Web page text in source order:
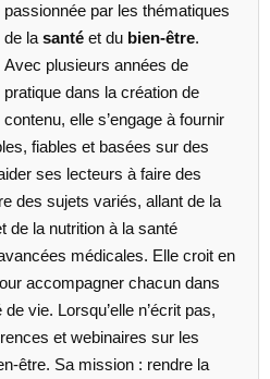
passionnée par les thématiques
de la santéet du bien-être.
Avec plusieurs années de
pratique dans la création de
contenu, elle s’engage à fournir
fiables et basées sur des
ses lecteurs à faire des
des sujets variés, allant de la
de la nutrition à la santé
médicales. Elle croit en
accompagner chacun dans
vie. Lorsqu’elle n’écrit pas,
et webinaires sur les
être. Sa mission : rendre la